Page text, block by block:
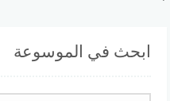
ابحث في الموسوعة
البحث